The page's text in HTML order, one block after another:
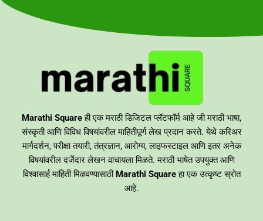
Marathi Squareही एक मराठी डिजिटल प्लॅटफॉर्म आहे जी मराठी भाषा,
संस्कृती आणि विविध विषयांवरील माहितीपूर्ण लेख प्रदान करते. येथे करिअर
मार्गदर्शन, परीक्षा तयारी, तंत्रज्ञान, आरोग्य, लाइफस्टाइल आणि इतर अनेक
विषयांवरील दर्जेदार लेखन वाचायला मिळते. मराठी भाषेत उपयुक्त आणि
विश्वासार्ह माहिती मिळवण्यासाठी Marathi Squareहा एक उत्कृष्ट स्रोत
आहे.